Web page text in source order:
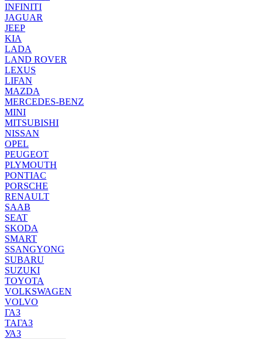
INFINITI
JAGUAR
JEEP
KIA
LADA
LAND ROVER
LEXUS
LIFAN
MAZDA
MERCEDES-BENZ
MINI
MITSUBISHI
NISSAN
OPEL
PEUGEOT
PLYMOUTH
PONTIAC
PORSCHE
RENAULT
SAAB
SEAT
SKODA
SMART
SSANGYONG
SUBARU
SUZUKI
TOYOTA
VOLKSWAGEN
VOLVO
ГАЗ
ТАГАЗ
УАЗ